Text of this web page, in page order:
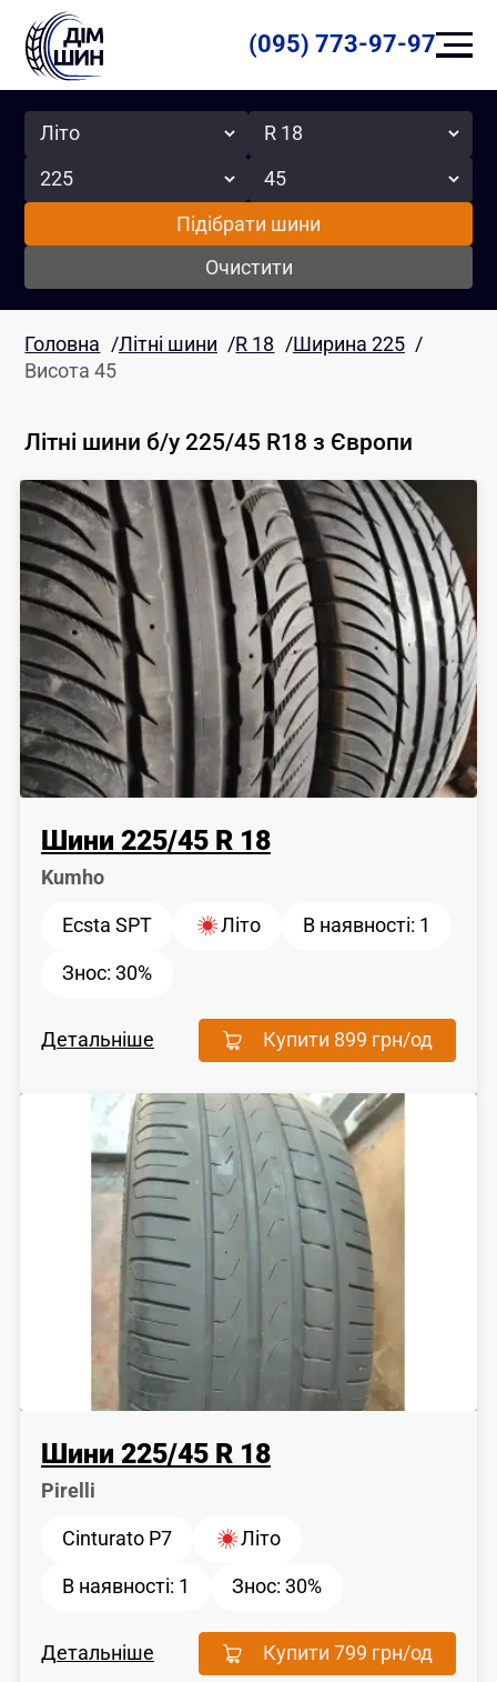
(095) 773-97-97
Сезон Радіус
Ширина Висота
Підібрати шини
Очистити
Головна /Літні шини /R 18 /Ширина 225 /
Висота 45
Літні шини б/у 225/45 R18 з Європи
Шини 225/45 R 18
Kumho
Ecsta SPT Літо В наявності: 1
Знос: 30%
Детальніше Купити 899 грн/од
Шини 225/45 R 18
Pirelli
Cinturato P7 Літо
В наявності: 1 Знос:30%
Детальніше Купити 799 грн/од